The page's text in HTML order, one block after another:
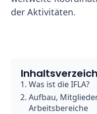
der Aktivitäten.
Was ist die IFLA?
Aufbau,
Arbeitsbereiche